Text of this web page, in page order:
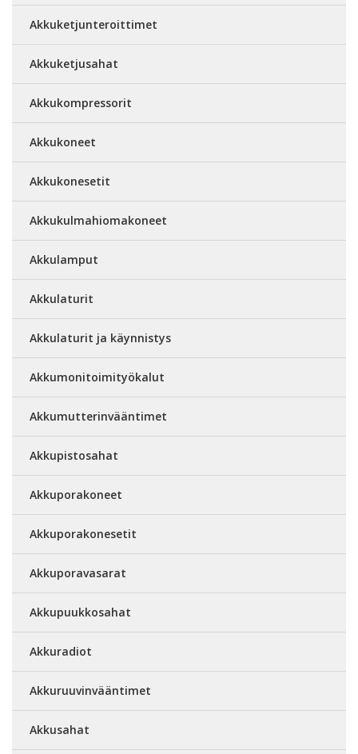
Akkuketjunteroittimet
Akkuketjusahat
Akkukompressorit
Akkukoneet
Akkukonesetit
Akkukulmahiomakoneet
Akkulamput
Akkulaturit
Akkulaturit ja käynnistys
Akkumonitoimityökalut
Akkumutterinvääntimet
Akkupistosahat
Akkuporakoneet
Akkuporakonesetit
Akkuporavasarat
Akkupuukkosahat
Akkuradiot
Akkuruuvinvääntimet
Akkusahat